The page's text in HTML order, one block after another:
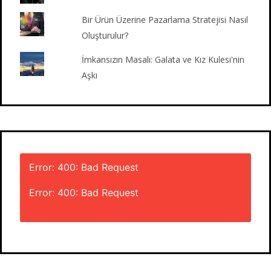
Bir Ürün Üzerine Pazarlama Stratejisi Nasıl
Oluşturulur?
İmkansızın Masalı: Galata ve Kız Kulesi'nin
Aşkı
Error: 400: Bad Request
Error: 400: Bad Request